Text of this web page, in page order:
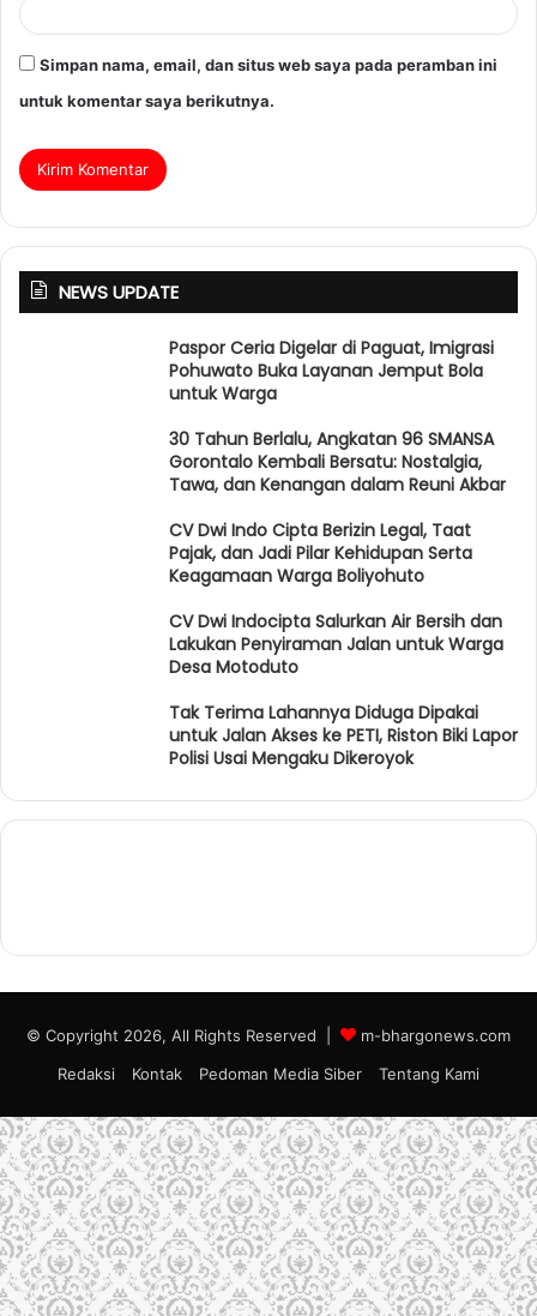
Simpan nama, email, dan situs web saya pada peramban ini
untuk komentar saya berikutnya.
NEWS UPDATE
Paspor Ceria Digelar di Paguat, Imigrasi
Pohuwato Buka Layanan Jemput Bola
untuk Warga
30 Tahun Berlalu, Angkatan 96 SMANSA
Gorontalo Kembali Bersatu: Nostalgia,
Tawa, dan Kenangan dalam Reuni Akbar
CV Dwi Indo Cipta Berizin Legal, Taat
Pajak, dan Jadi Pilar Kehidupan Serta
Keagamaan Warga Boliyohuto
CV Dwi Indocipta Salurkan Air Bersih dan
Lakukan Penyiraman Jalan untuk Warga
Desa Motoduto
Tak Terima Lahannya Diduga Dipakai
untuk Jalan Akses ke PETI, Riston Biki Lapor
Polisi Usai Mengaku Dikeroyok
© Copyright 2026, All Rights Reserved |
m-bhargonews.com
Redaksi
Kontak Pedoman Media Siber Tentang Kami